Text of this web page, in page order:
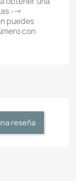
-->
puedes
con
reseña